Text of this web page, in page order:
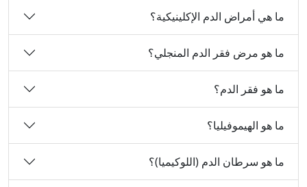
ما هي أمراض الدم الإكلينيكية؟
ما هو مرض فقر الدم المنجلي؟
ما هو فقر الدم؟
ما هو الهيموفيليا؟
ما هو سرطان الدم (اللوكيميا)؟